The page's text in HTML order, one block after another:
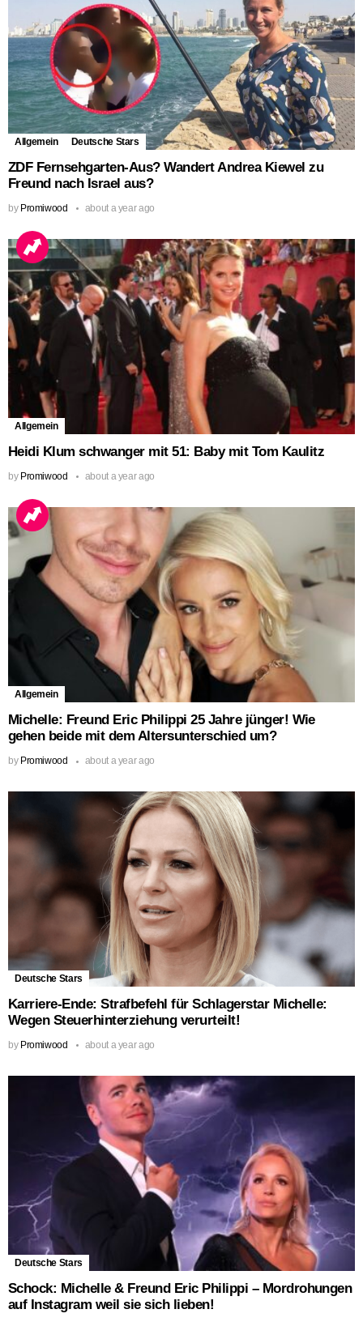
Allgemein Deutsche Stars
ZDF Fernsehgarten-Aus? Wandert Andrea Kiewel zu
Freund nach Israel aus?
by Promiwood about a year ago
Allgemein
Heidi Klum schwanger mit 51: Baby mit Tom Kaulitz
by Promiwood about a year ago
Allgemein
Michelle: Freund Eric Philippi 25 Jahre jünger! Wie
gehen beide mit dem Altersunterschied um?
by Promiwood about a year ago
Deutsche Stars
Karriere-Ende: Strafbefehl für Schlagerstar Michelle:
Wegen Steuerhinterziehung verurteilt!
by Promiwood about a year ago
Deutsche Stars
Schock: Michelle & Freund Eric Philippi – Mordrohungen
auf Instagram weil sie sich lieben!